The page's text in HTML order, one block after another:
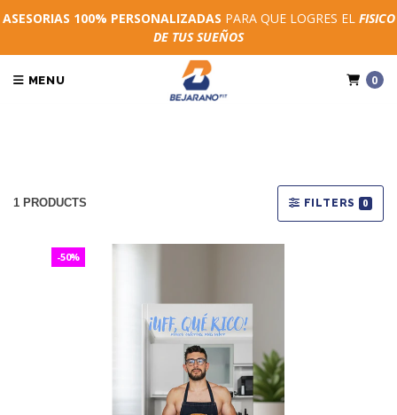
ASESORIAS 100% PERSONALIZADAS PARA QUE LOGRES EL FISICO
DE TUS SUEÑOS
MENU 0
1 PRODUCTS FILTERS 0
-50%